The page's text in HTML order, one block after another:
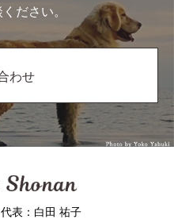
ださい。
わせ
表：⽩⽥ 祐⼦